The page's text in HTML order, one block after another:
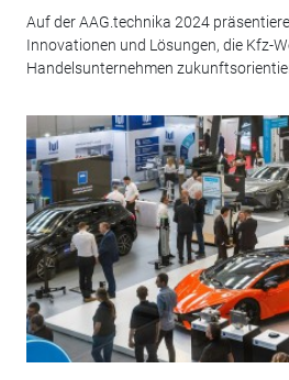
Auf der AAG.technika 2024
Innovationen und Lösungen, die Kfz-
Handelsunternehmen